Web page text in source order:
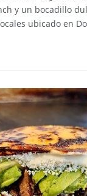
y un bocadillo
ubicado en